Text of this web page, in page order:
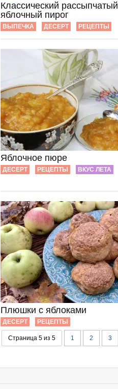
Классический рассыпчатый
яблочный пирог
ВЫПЕЧКА ДЕСЕРТ РЕЦЕПТЫ
Яблочное пюре
ДЕСЕРТ РЕЦЕПТЫ ВКУС ЛЕТА
Плюшки с яблоками
ДЕСЕРТ РЕЦЕПТЫ
Страница 5 из 5 1 2 3